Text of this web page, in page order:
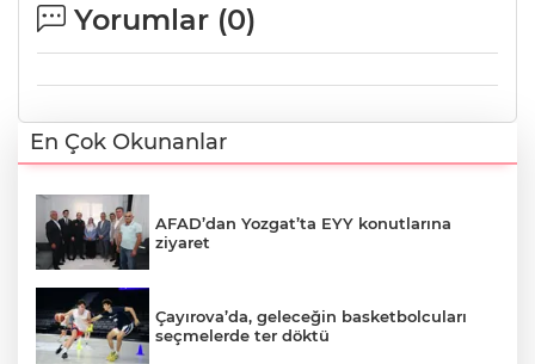
Yorumlar (0)
En Çok Okunanlar
AFAD’dan Yozgat’ta EYY konutlarına
ziyaret
Çayırova’da, geleceğin basketbolcuları
seçmelerde ter döktü